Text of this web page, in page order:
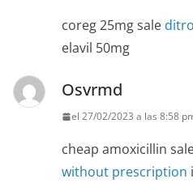
coreg 25mg sale
elavil 50mg
Osvrmd
el 27/02/2023 a las 8:58
cheap amoxicillin
without prescription